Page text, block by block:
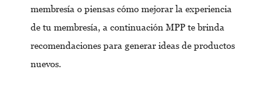
membresía o piensas cómo mejorar la experiencia
de tu membresía, a continuación MPP te brinda
recomendaciones para generar ideas de productos
nuevos.